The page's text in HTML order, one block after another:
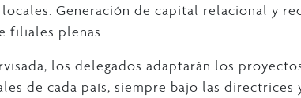
Generación de capital relacional y
filiales plenas.
los delegados adaptarán los
de cada país, siempre bajo las directrices